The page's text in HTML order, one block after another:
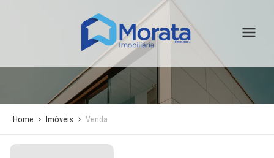
Home Imóveis Venda